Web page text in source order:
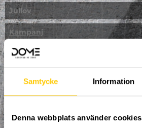
Samtycke Information
Denna webbplats använder cookies
Jullov
Kampanj
Kickbike
Klättring
LAN